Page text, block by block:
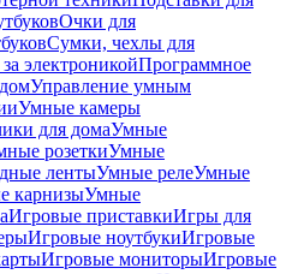
Очки для
Сумки, чехлы для
электроникойПрограммное
Управление умным
Умные камеры
для домаУмные
розеткиУмные
лентыУмные релеУмные
карнизыУмные
Игровые приставкиИгры для
Игровые ноутбукиИгровые
Игровые мониторыИгровые